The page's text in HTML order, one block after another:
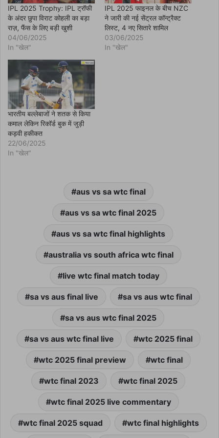
n
n
e
w
w
i
n
d
o
IPL 2025 Trophy: IPL ट्रॉफी
के अंदर छुपा विराट कोहली का बड़ा
राज़, फैंस के लिए बड़ी खुशी
04/06/2025
In "खेल"
IPL 2025 फाइनल के बीच NZC
ने जारी की नई सेंट्रल कॉन्ट्रैक्ट
लिस्ट, 4 नए सितारे शामिल
03/06/2025
In "खेल"
भारतीय बल्लेबाजों ने शतक से किया
कमाल लेकिन रिकॉर्ड बुक में जुड़ी
कड़वी हकीकत
22/06/2025
In "खेल"
aus vs sa wtc final
aus vs sa wtc final 2025
aus vs sa wtc final highlights
australia vs south africa wtc final
live wtc final match today
sa vs aus final live sa vs aus wtc final
sa vs aus wtc final 2025
sa vs aus wtc final live wtc 2025 final
wtc 2025 final preview wtc final
wtc final 2023 wtc final 2025
wtc final 2025 live commentary
wtc final 2025 squad wtc final highlights